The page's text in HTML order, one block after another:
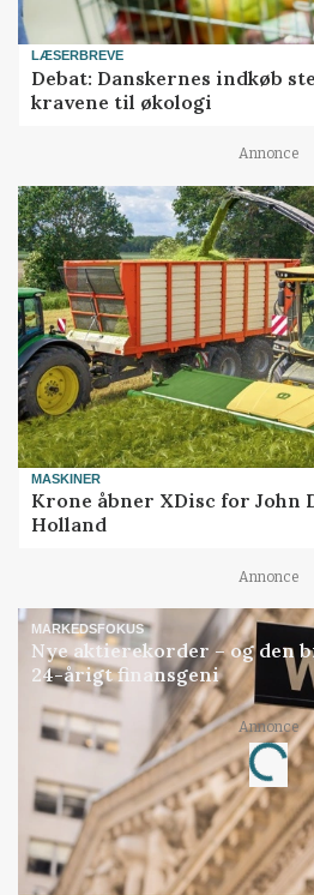
LÆSERBREVE
Debat: Danskernes indkøb
kravene til økologi
Annonce
MASKINER
Krone åbner XDisc for John
Holland
Annonce
MARKEDSFOKUS
Nye aktierekorder – og den
24-årigt finansgeni
Annonce
Jobs